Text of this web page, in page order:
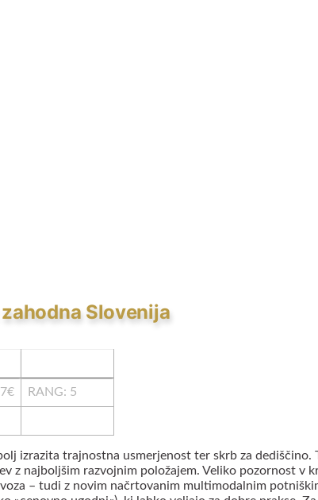
Slovenija
RANG: 5
izrazita trajnostna usmerjenost ter skrb za
z najboljšim razvojnim položajem. Veliko pozornost
– tudi z novim načrtovanim multimodalnim